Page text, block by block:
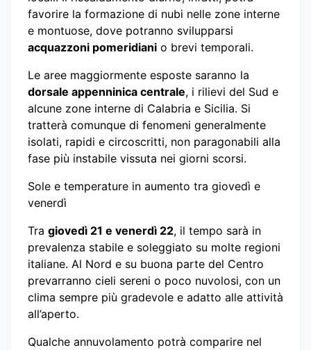
favorire la formazione di nubi nelle zone interne
e montuose, dove potranno svilupparsi
acquazzoni pomeridiani o brevi temporali.
Le aree maggiormente esposte saranno la
dorsale appenninica centrale, i rilievi del Sud e
alcune zone interne di Calabria e Sicilia. Si
tratterà comunque di fenomeni generalmente
isolati, rapidi e circoscritti, non paragonabili alla
fase più instabile vissuta nei giorni scorsi.
Sole e temperature in aumento tra giovedì e
venerdì
Tra giovedì 21 e venerdì 22, il tempo sarà in
prevalenza stabile e soleggiato su molte regioni
italiane. Al Nord e su buona parte del Centro
prevarranno cieli sereni o poco nuvolosi, con un
clima sempre più gradevole e adatto alle attività
all’aperto.
Qualche annuvolamento potrà comparire nel